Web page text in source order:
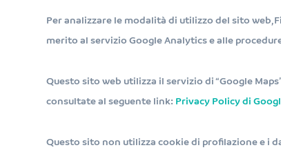
Per analizzare le modalità di utilizzo del sito web,
merito al servizio Google Analytics e alle
Questo sito web utilizza il servizio di “Google
consultate al seguente link: Privacy Policy di
Questo sito non utilizza cookie di profilazione e i